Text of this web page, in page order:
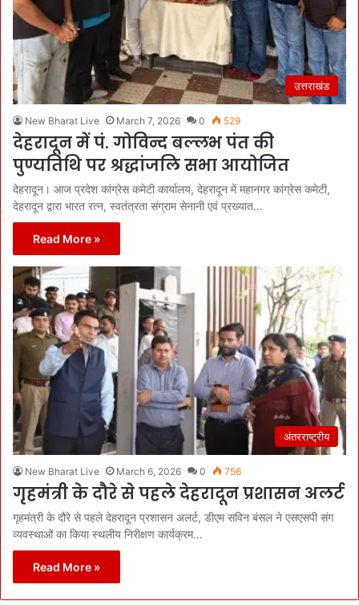
उत्तराखंड
New Bharat Live March 7, 2026 0 529
देहरादून में पं. गोविन्द बल्लभ पंत की
पुण्यतिथि पर श्रद्धांजलि सभा आयोजित
देहरादून। आज प्रदेश कांग्रेस कमेटी कार्यालय, देहरादून में महानगर कांग्रेस कमेटी,
देहरादून द्वारा भारत रत्न, स्वतंत्रता संग्राम सेनानी एवं प्रख्यात…
Read More »
अंतरराष्ट्रीय
New Bharat Live March 6, 2026 0 756
गृहमंत्री के दौरे से पहले देहरादून प्रशासन अलर्ट
गृहमंत्री के दौरे से पहले देहरादून प्रशासन अलर्ट, डीएम सविन बंसल ने एसएसपी संग
व्यवस्थाओं का किया स्थलीय निरीक्षण कार्यक्रम…
Read More »